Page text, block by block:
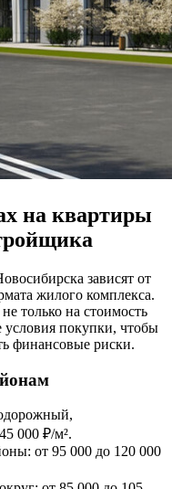
на квартиры
зависят от
жилого комплекса.
только на стоимость
условия покупки, чтобы
финансовые риски.
000 ₽/м².
от 95 000 до 120 000